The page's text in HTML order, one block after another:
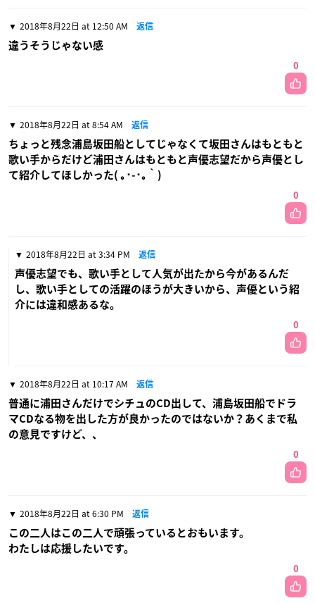
2018年8月22日 at 12:50 AM 返信
違うそうじゃない感
0
2018年8月22日 at 8:54 AM 返信
ちょっと残念浦島坂田船としてじゃなくて坂田さんはもともと
歌い手からだけど浦田さんはもともと声優志望だから声優とし
て紹介してほしかった( ｡･-･｡｀)
0
2018年8月22日 at 3:34 PM 返信
声優志望でも、歌い手として人気が出たから今があるんだ
し、歌い手としての活躍のほうが大きいから、声優という紹
介には違和感あるな。
0
2018年8月22日 at 10:17 AM 返信
普通に浦田さんだけでシチュのCD出して、浦島坂田船でドラ
マCDなる物を出した方が良かったのではないか？あくまで私
の意見ですけど、、
0
2018年8月22日 at 6:30 PM 返信
この二人はこの二人で頑張っているとおもいます。
わたしは応援したいです。
0